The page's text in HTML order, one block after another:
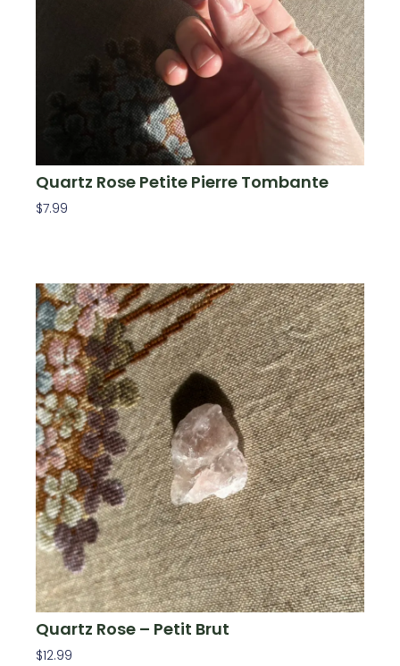
Quartz Rose Petite Pierre Tombante
$7.99
Quartz Rose – Petit Brut
$12.99